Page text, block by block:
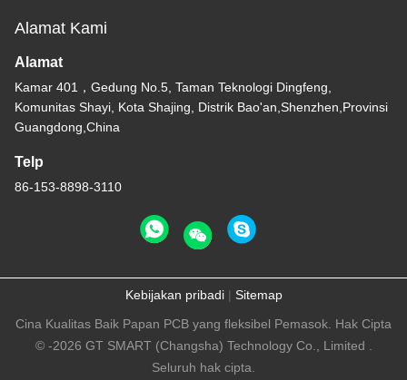
Alamat Kami
Alamat
Kamar 401，Gedung No.5, Taman Teknologi Dingfeng,
Komunitas Shayi, Kota Shajing, Distrik Bao'an,Shenzhen,Provinsi
Guangdong,China
Telp
86-153-8898-3110
Kebijakan pribadi| Sitemap
Cina Kualitas Baik Papan PCB yang fleksibel Pemasok. Hak Cipta
© -2026 GT SMART (Changsha) Technology Co., Limited .
Seluruh hak cipta.